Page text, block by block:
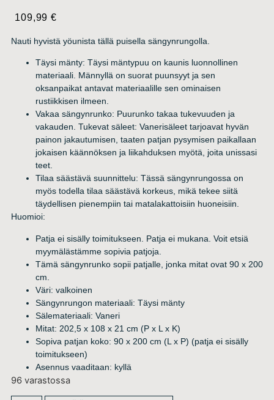
109,99€
Nauti hyvistä yöunista tällä puisella sängynrungolla.
Täysi mänty: Täysi mäntypuu on kaunis luonnollinen
materiaali. Männyllä on suorat puunsyyt ja sen
oksanpaikat antavat materiaalille sen ominaisen
rustiikkisen ilmeen.
Vakaa sängynrunko: Puurunko takaa tukevuuden ja
vakauden. Tukevat säleet: Vanerisäleet tarjoavat hyvän
painon jakautumisen, taaten patjan pysymisen paikallaan
jokaisen käännöksen ja liikahduksen myötä, joita unissasi
teet.
Tilaa säästävä suunnittelu: Tässä sängynrungossa on
myös todella tilaa säästävä korkeus, mikä tekee siitä
täydellisen pienempiin tai matalakattoisiin huoneisiin.
Huomioi:
Patja ei sisälly toimitukseen. Patja ei mukana. Voit etsiä
myymälästämme sopivia patjoja.
Tämä sängynrunko sopii patjalle, jonka mitat ovat 90 x 200
cm.
Väri: valkoinen
Sängynrungon materiaali: Täysi mänty
Sälemateriaali: Vaneri
Mitat: 202,5 x 108 x 21 cm (P x L x K)
Sopiva patjan koko: 90 x 200 cm (L x P) (patja ei sisälly
toimitukseen)
Asennus vaaditaan: kyllä
96 varastossa